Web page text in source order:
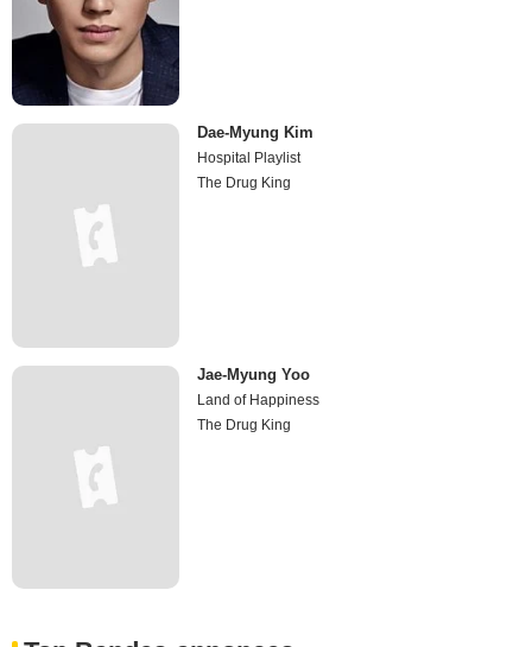
Dae-Myung Kim
Hospital Playlist
The Drug King
Jae-Myung Yoo
Land of Happiness
The Drug King